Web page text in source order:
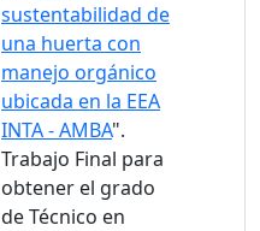
sustentabilidad de
una huerta con
manejo orgánico
ubicada en la EEA
INTA - AMBA".
Trabajo Final para
obtener el grado
de Técnico en